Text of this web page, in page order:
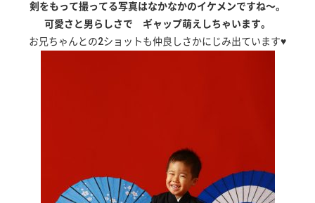
剣をもって撮ってる写真はなかなかのイケメンですね～。
可愛さと男らしさで ギャップ萌えしちゃいます。
お兄ちゃんとの2ショットも仲良しさかにじみ出ています♥